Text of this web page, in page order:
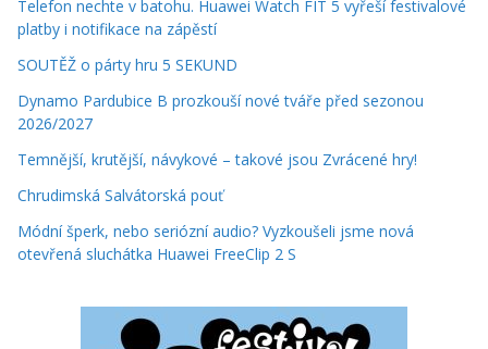
Telefon nechte v batohu. Huawei Watch FIT 5 vyřeší festivalové
platby i notifikace na zápěstí
SOUTĚŽ o párty hru 5 SEKUND
Dynamo Pardubice B prozkouší nové tváře před sezonou
2026/2027
Temnější, krutější, návykové – takové jsou Zvrácené hry!
Chrudimská Salvátorská pouť
Módní šperk, nebo seriózní audio? Vyzkoušeli jsme nová
otevřená sluchátka Huawei FreeClip 2 S